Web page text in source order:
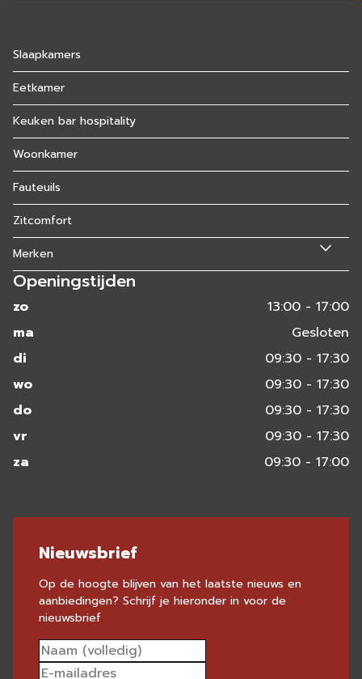
Slaapkamers
Eetkamer
Keuken bar hospitality
Woonkamer
Fauteuils
Zitcomfort
Merken
Openingstijden
zo
13:00 - 17:00
ma
Gesloten
di
09:30 - 17:30
wo
09:30 - 17:30
do
09:30 - 17:30
vr
09:30 - 17:30
za
09:30 - 17:00
Nieuwsbrief
Op de hoogte blijven van het laatste nieuws en
aanbiedingen? Schrijf je hieronder in voor de
nieuwsbrief